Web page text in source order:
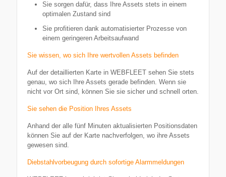
Sie sorgen dafür, dass Ihre Assets stets in einem
optimalen Zustand sind
Sie profitieren dank automa­ti­sierter Prozesse von
einem geringeren Arbeits­aufwand
Sie wissen, wo sich Ihre wertvollen Assets befinden
Auf der detail­lierten Karte in WEBFLEET sehen Sie stets
genau, wo sich Ihre Assets gerade befinden. Wenn sie
nicht vor Ort sind, können Sie sie sicher und schnell orten.
Sie sehen die Position Ihres Assets
Anhand der alle fünf Minuten aktua­li­sierten Positi­ons­daten
können Sie auf der Karte nachver­folgen, wo ihre Assets
gewesen sind.
Diebstahl­vor­beugung durch sofortige Alarm­mel­dungen